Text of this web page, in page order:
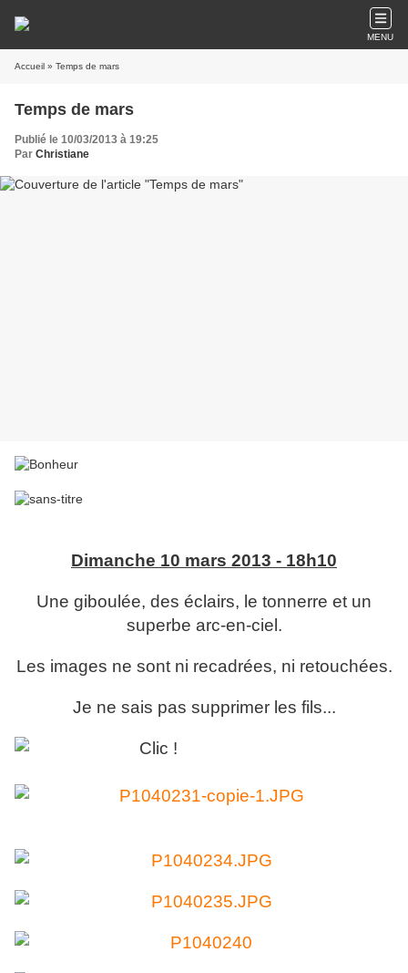
MENU
Accueil » Temps de mars
Temps de mars
Publié le 10/03/2013 à 19:25
Par Christiane
Dimanche 10 mars 2013 - 18h10
Une giboulée, des éclairs, le tonnerre et un
superbe arc-en-ciel.
Les images ne sont ni recadrées, ni retouchées.
Je ne sais pas supprimer les fils...